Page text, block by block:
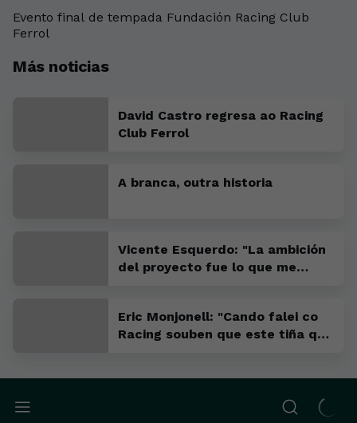
Evento final de tempada Fundación Racing Club
Ferrol
Más noticias
David Castro regresa ao Racing
Club Ferrol
A branca, outra historia
Vicente Esquerdo: "La ambición
del proyecto fue lo que me
Eric Monjonell: "Cando falei co
Racing souben que este tiña que